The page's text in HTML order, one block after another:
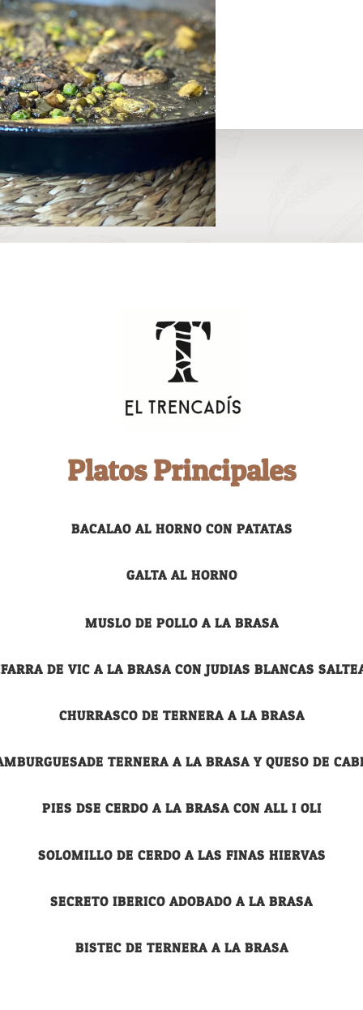
Platos Principales
BACALAO AL HORNO CON PATATAS
GALTA AL HORNO
MUSLO DE POLLO A LA BRASA
DE VIC A LA BRASA CON JUDIAS BLANCAS
CHURRASCO DE TERNERA A LA BRASA
TERNERA A LA BRASA Y QUESO DE
PIES DSE CERDO A LA BRASA CON ALL I OLI
SOLOMILLO DE CERDO A LAS FINAS HIERVAS
SECRETO IBERICO ADOBADO A LA BRASA
BISTEC DE TERNERA A LA BRASA